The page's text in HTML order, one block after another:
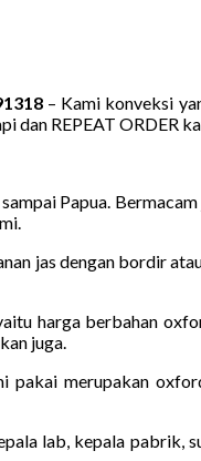
– Kami konveksi
dan REPEAT ORDER
Papua.
jas dengan bordir
harga berbahan
juga.
merupakan
lab, kepala pabrik,